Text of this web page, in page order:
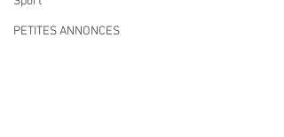
PETITES ANNONCES